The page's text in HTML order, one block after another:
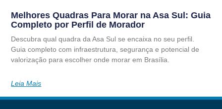
Melhores Quadras Para Morar na Asa Sul: Guia
Completo por Perfil de Morador
Descubra qual quadra da Asa Sul se encaixa no seu perfil.
Guia completo com infraestrutura, segurança e potencial de
valorização para escolher onde morar em Brasília.
Leia Mais